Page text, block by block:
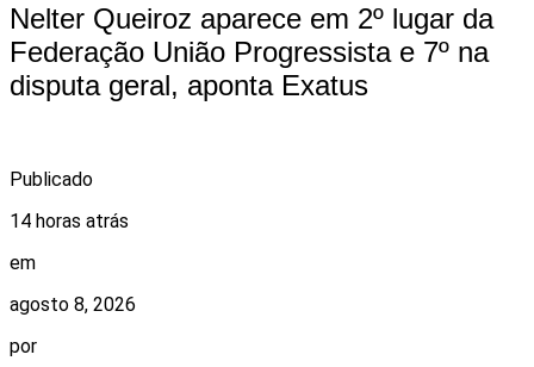
Nelter Queiroz aparece em 2º lugar da
Federação União Progressista e 7º na
disputa geral, aponta Exatus
Publicado
14 horas atrás
em
agosto 8, 2026
por